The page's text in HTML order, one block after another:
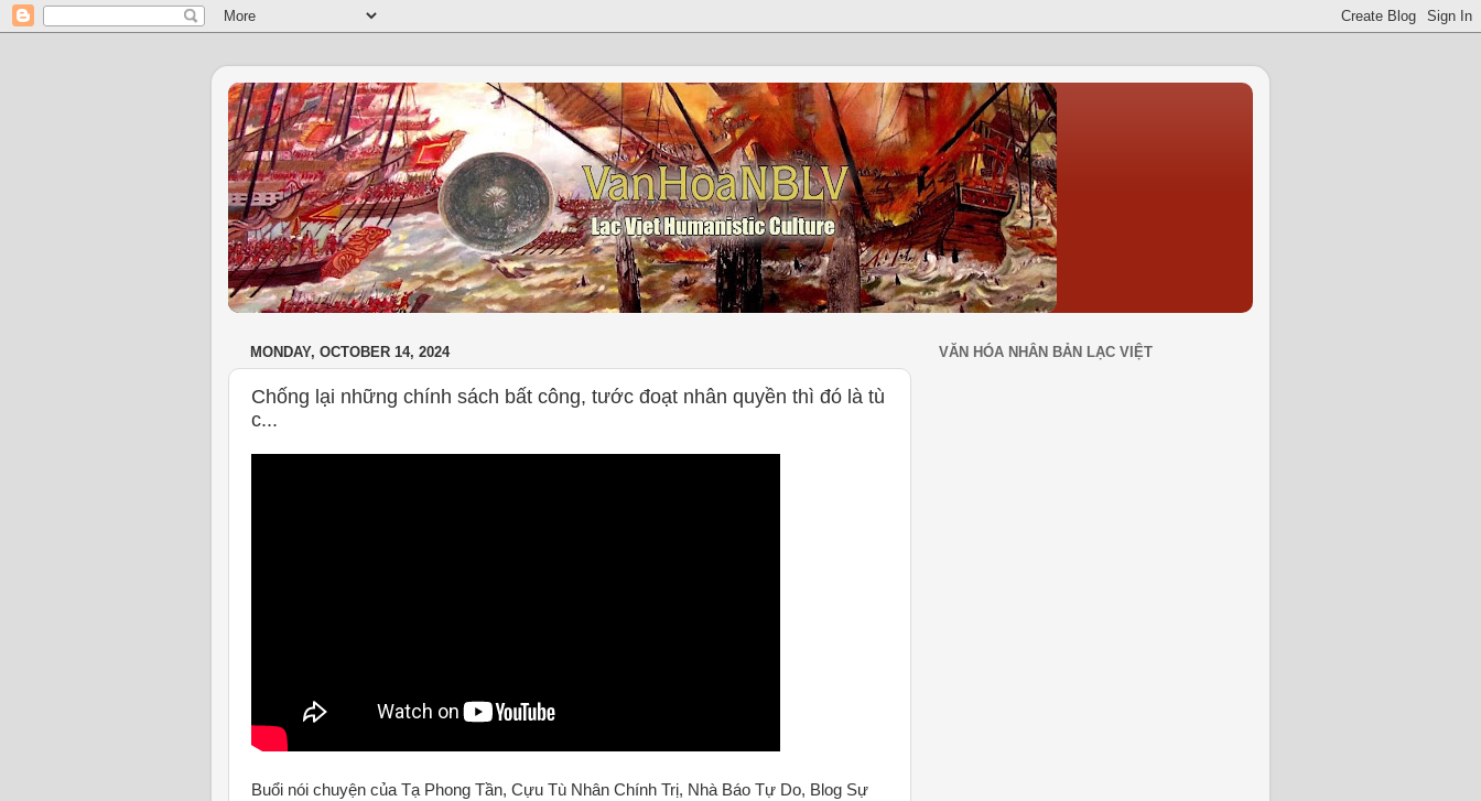
MONDAY, OCTOBER 14, 2024
Chống lại những chính sách bất công, tước đoạt nhân quyền thì đó là tù
c...
Buổi nói chuyện của Tạ Phong Tần, Cựu Tù Nhân Chính Trị, Nhà Báo Tự Do, Blog Sự
VĂN HÓA NHÂN BẢN LẠC VIỆT